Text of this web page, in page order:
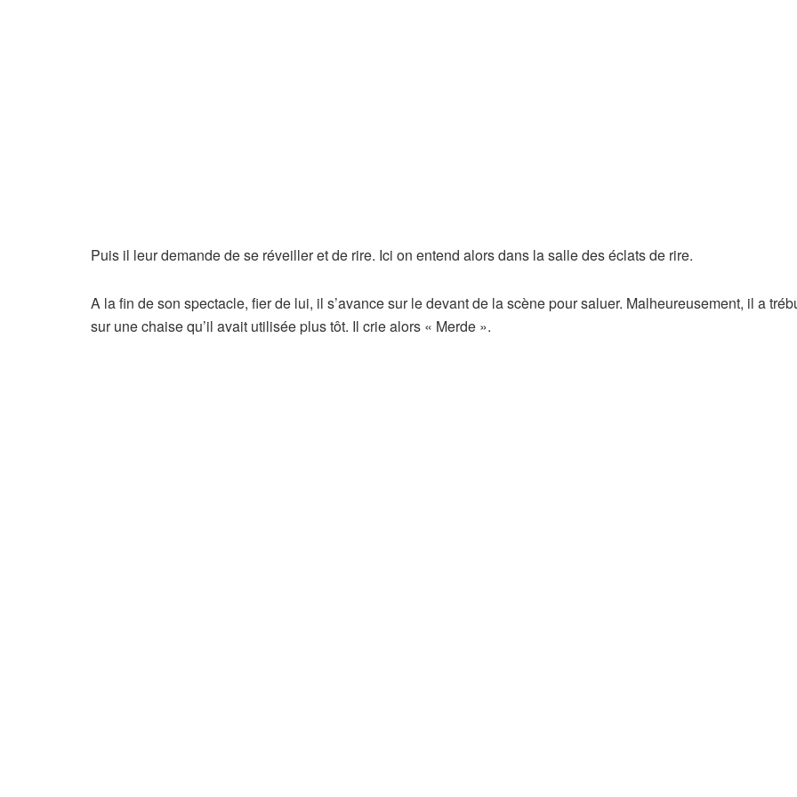
Puis il leur demande de se réveiller et de rire. Ici on entend alors dans la salle des éclats de rire.
A la fin de son spectacle, fier de lui, il s’avance sur le devant de la scène pour saluer. Malheureusement, il a
sur une chaise qu’il avait utilisée plus tôt. Il crie alors « Merde ».